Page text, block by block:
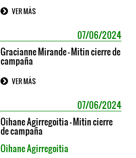
VER MÁS
07/06/2024
Gracianne Mirande - Mitin cierre de
campaña
VER MÁS
07/06/2024
Oihane Agirregoitia - Mitin cierre
de campaña
Oihane Agirregoitia